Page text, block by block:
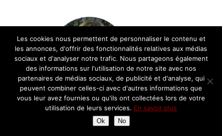
Bienvenue sur le blog cuisine de Chantal!
Retrouvez ici ma passion pour la cuisine et
la gastronomie française: recettes,
Les cookies nous permettent de personnaliser le contenu et
les annonces, d'offrir des fonctionnalités relatives aux médias
sociaux et d'analyser notre trafic. Nous partageons également
des informations sur l'utilisation de notre site avec nos
partenaires de médias sociaux, de publicité et d'analyse, qui
peuvent combiner celles-ci avec d'autres informations que
vous leur avez fournies ou qu'ils ont collectées lors de votre
utilisation de leurs services. En savoir plus
Ok No